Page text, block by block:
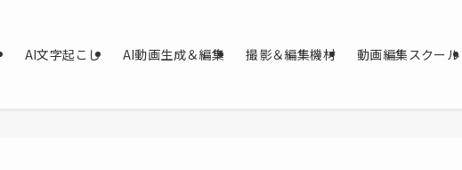
AI文字起こし AI動画生成＆編集 撮影＆編集機材 動画編集スクール